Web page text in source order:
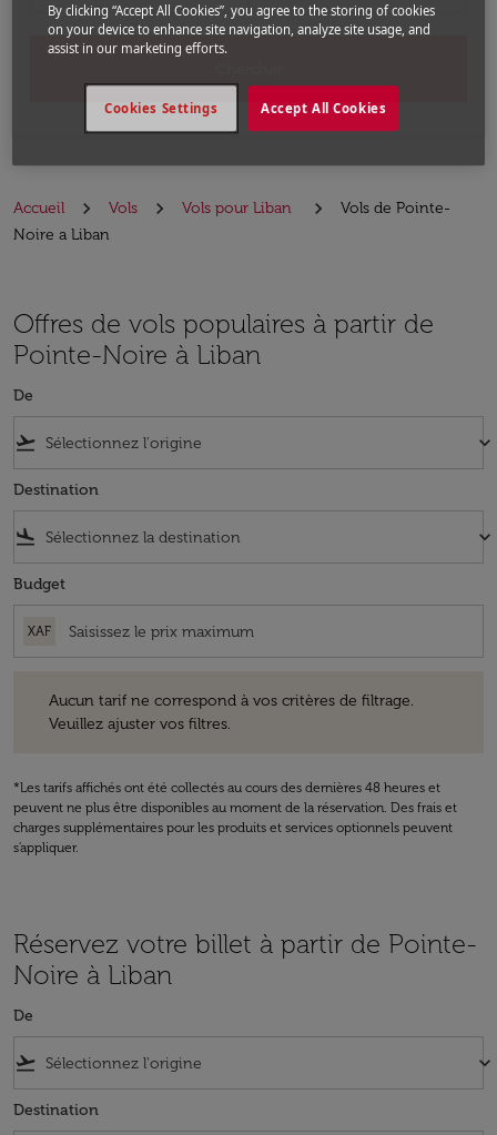
Accueil Vols Vols pour Liban
Vols de Pointe-
Noire a Liban
Offres de vols populaires à partir de
Pointe-Noire à Liban
De
flight_takeoff keyboard_arrow_down
Destination
flight_land keyboard_arrow_down
Budget
XAF
Aucun tarif ne correspond à vos critères de filtrage.
Veuillez ajuster vos filtres.
*Les tarifs affichés ont été collectés au cours des dernières 48 heures et
peuvent ne plus être disponibles au moment de la réservation. Des frais et
charges supplémentaires pour les produits et services optionnels peuvent
s'appliquer.
Réservez votre billet à partir de Pointe-
Noire à Liban
De
flight_takeoff keyboard_arrow_down
Destination
By clicking “Accept All Cookies”, you agree to the storing of cookies
on your device to enhance site navigation, analyze site usage, and
assist in our marketing efforts.
Accept All Cookies
Cookies Settings